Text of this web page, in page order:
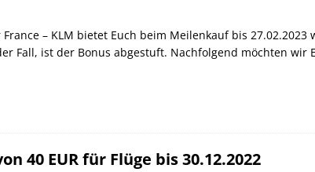
– KLM bietet Euch beim Meilenkauf bis 27.02.2023
Fall, ist der Bonus abgestuft. Nachfolgend möchten wir
40 EUR für Flüge bis 30.12.2022